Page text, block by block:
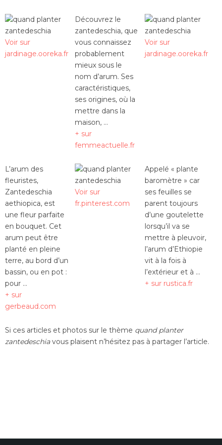
Voir sur
jardinage.ooreka.fr
Découvrez le
zantedeschia, que
vous connaissez
probablement
mieux sous le
nom d’arum. Ses
caractéristiques,
ses origines, où la
mettre dans la
maison, …
+ sur
femmeactuelle.fr
Voir sur
jardinage.ooreka.fr
L’arum des
fleuristes,
Zantedeschia
aethiopica, est
une fleur parfaite
en bouquet. Cet
arum peut être
planté en pleine
terre, au bord d’un
bassin, ou en pot :
pour …
+ sur
gerbeaud.com
Voir sur
fr.pinterest.com
Appelé « plante
baromètre » car
ses feuilles se
parent toujours
d’une goutelette
lorsqu’il va se
mettre à pleuvoir,
l’arum d’Ethiopie
vit à la fois à
l’extérieur et à …
+ sur rustica.fr
Si ces articles et photos sur le thème quand planter
zantedeschiavous plaisent n’hésitez pas à partager l’article.